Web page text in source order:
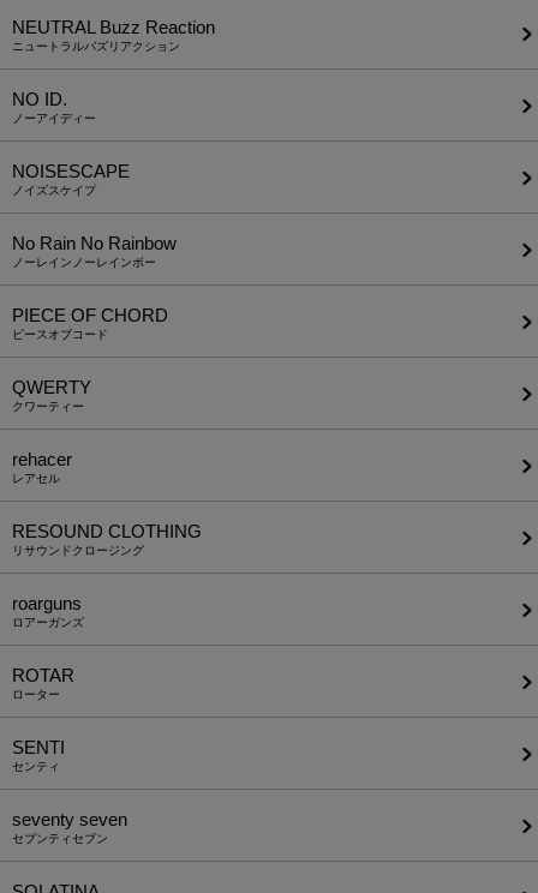
NEUTRAL Buzz Reaction
ニュートラルバズリアクション
NO ID.
ノーアイディー
NOISESCAPE
ノイズスケイプ
No Rain No Rainbow
ノーレインノーレインボー
PIECE OF CHORD
ピースオブコード
QWERTY
クワーティー
rehacer
レアセル
RESOUND CLOTHING
リサウンドクロージング
roarguns
ロアーガンズ
ROTAR
ローター
SENTI
センティ
seventy seven
セブンティセブン